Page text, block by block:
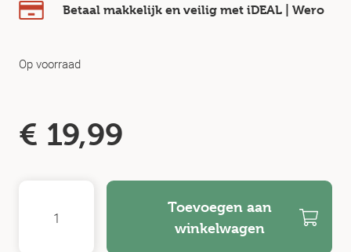
Betaal makkelijk en veilig met iDEAL | Wero
Op voorraad
€ 19,99
Toevoegen aan
winkelwagen